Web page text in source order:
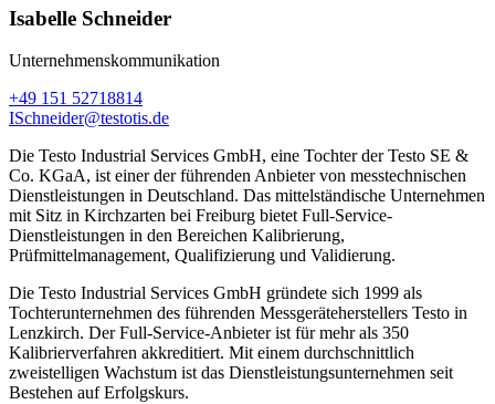
Isabelle Schneider
Unternehmenskommunikation
+49 151 52718814
ISchneider@testotis.de
Die Testo Industrial Services GmbH, eine Tochter der Testo SE &
Co. KGaA, ist einer der führenden Anbieter von messtechnischen
Dienstleistungen in Deutschland. Das mittelständische Unternehmen
mit Sitz in Kirchzarten bei Freiburg bietet Full-Service-
Dienstleistungen in den Bereichen Kalibrierung,
Prüfmittelmanagement, Qualifizierung und Validierung.
Die Testo Industrial Services GmbH gründete sich 1999 als
Tochterunternehmen des führenden Messgeräteherstellers Testo in
Lenzkirch. Der Full-Service-Anbieter ist für mehr als 350
Kalibrierverfahren akkreditiert. Mit einem durchschnittlich
zweistelligen Wachstum ist das Dienstleistungsunternehmen seit
Bestehen auf Erfolgskurs.